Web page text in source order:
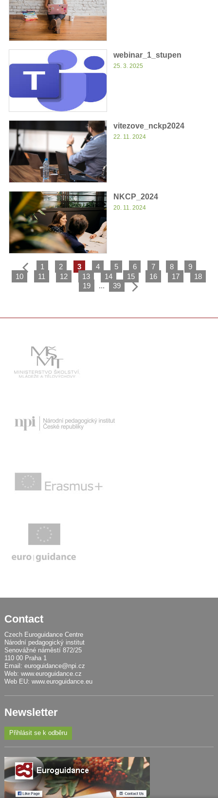
webinar_1_stupen
25. 3. 2025
vitezove_nckp2024
22. 11. 2024
NKCP_2024
20. 11. 2024
1 2 3 4 5 6 7 8
9
10
11 12 13 14 15 16 17
18
19
... 39
Contact
Czech Euroguidance Centre
Národní pedagogický institut
Senovážné náměstí 872/25
110 00 Praha 1
Email: euroguidance@npi.cz
Web: www.euroguidance.cz
Web EU: www.euroguidance.eu
Newsletter
Přihlásit se k odběru